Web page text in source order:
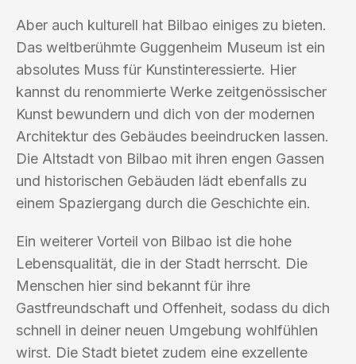
Aber auch kulturell hat Bilbao einiges zu bieten.
Das weltberühmte Guggenheim Museum ist ein
absolutes Muss für Kunstinteressierte. Hier
kannst du renommierte Werke zeitgenössischer
Kunst bewundern und dich von der modernen
Architektur des Gebäudes beeindrucken lassen.
Die Altstadt von Bilbao mit ihren engen Gassen
und historischen Gebäuden lädt ebenfalls zu
einem Spaziergang durch die Geschichte ein.
Ein weiterer Vorteil von Bilbao ist die hohe
Lebensqualität, die in der Stadt herrscht. Die
Menschen hier sind bekannt für ihre
Gastfreundschaft und Offenheit, sodass du dich
schnell in deiner neuen Umgebung wohlfühlen
wirst. Die Stadt bietet zudem eine exzellente